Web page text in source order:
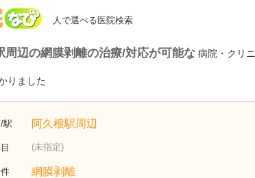
人で選べる医院検索
周辺の網膜剥離の治療/対応が可能な 病院・クリ
りました
駅 阿久根駅周辺
(未指定)
網膜剥離